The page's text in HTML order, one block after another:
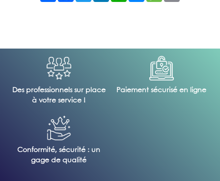
Des professionnels sur place
à votre service !
Paiement sécurisé en ligne
Conformité, sécurité : un
gage de qualité